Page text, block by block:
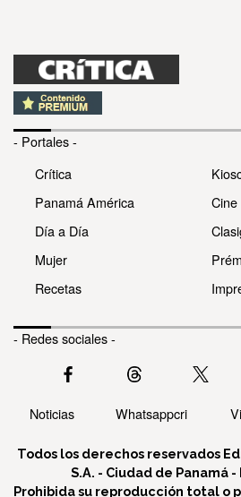
- Portales -
Crítica
Panamá América
Día a Día
Mujer
Recetas
Cine
- Redes sociales -
Noticias Whatsappcri
Todos los derechos reservados
S.A. - Ciudad de Panamá
Prohibida su reproducción total o